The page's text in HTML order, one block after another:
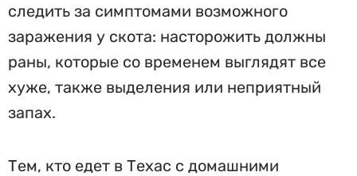
следить за симптомами возможного
заражения у скота: насторожить должны
раны, которые со временем выглядят все
хуже, также выделения или неприятный
запах.
Тем, кто едет в Техас с домашними